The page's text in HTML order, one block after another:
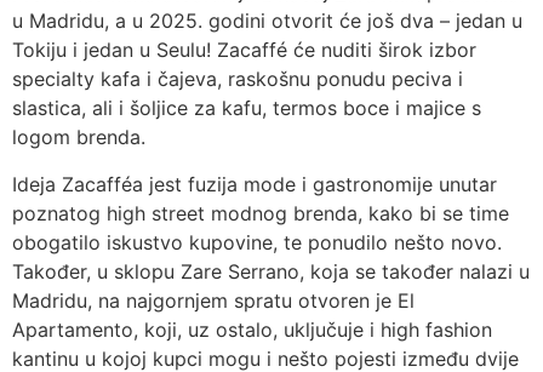
u Madridu, a u 2025. godini otvorit će još dva – jedan u
Tokiju i jedan u Seulu! Zacaffé će nuditi širok izbor
specialty kafa i čajeva, raskošnu ponudu peciva i
slastica, ali i šoljice za kafu, termos boce i majice s
logom brenda.
Ideja Zacafféa jest fuzija mode i gastronomije unutar
poznatog high street modnog brenda, kako bi se time
obogatilo iskustvo kupovine, te ponudilo nešto novo.
Također, u sklopu Zare Serrano, koja se također nalazi u
Madridu, na najgornjem spratu otvoren je El
Apartamento, koji, uz ostalo, uključuje i high fashion
kantinu u kojoj kupci mogu i nešto pojesti između dvije